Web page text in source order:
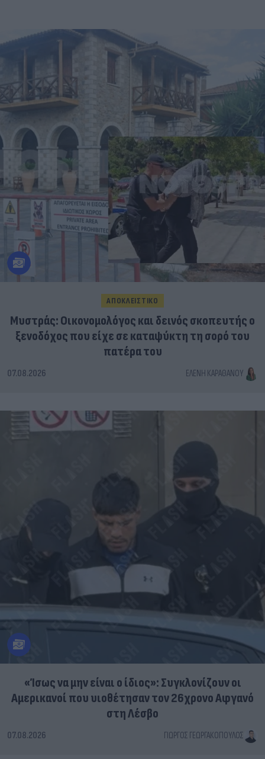
ΑΠΟΚΛΕΙΣΤΙΚΟ
Μυστράς: Οικονομολόγος και δεινός σκοπευτής ο
ξενοδόχος που είχε σε καταψύκτη τη σορό του
πατέρα του
07.08.2026 ΕΛΈΝΗ ΚΑΡΑΘΆΝΟΥ
«Ίσως να μην είναι ο ίδιος»: Συγκλονίζουν οι
Αμερικανοί που υιοθέτησαν τον 26χρονο Αφγανό
στη Λέσβο
07.08.2026 ΓΙΏΡΓΟΣ ΓΕΩΡΓΑΚΌΠΟΥΛΟΣ